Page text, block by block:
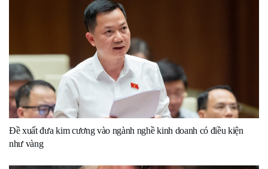
Đề xuất đưa kim cương vào ngành nghề kinh doanh có điều kiện
như vàng